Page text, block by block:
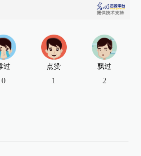
过
0
点赞
1
飘过
2